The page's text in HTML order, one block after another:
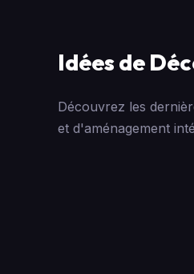
Idées de
Découvrez les
et d'aménagement